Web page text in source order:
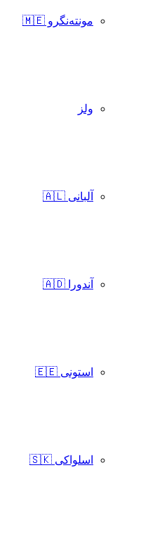
مونته‌نگرو 🇲🇪
ولز
آلبانی 🇦🇱
آندورا 🇦🇩
استونی 🇪🇪
اسلواکی 🇸🇰